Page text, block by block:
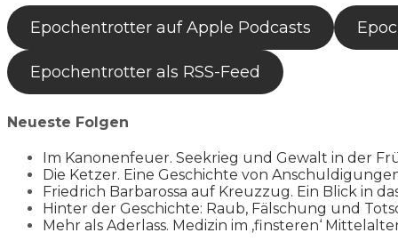
Epochentrotter auf Apple Podcasts
Epochentrotter als RSS-Feed
Neueste Folgen
Im Kanonenfeuer. Seekrieg und Gewalt in der
Die Ketzer. Eine Geschichte von
Friedrich Barbarossa auf Kreuzzug. Ein Blick in
Hinter der Geschichte: Raub, Fälschung und
Mehr als Aderlass. Medizin im ‚finsteren‘